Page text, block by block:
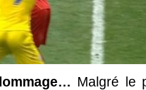
Malgré le